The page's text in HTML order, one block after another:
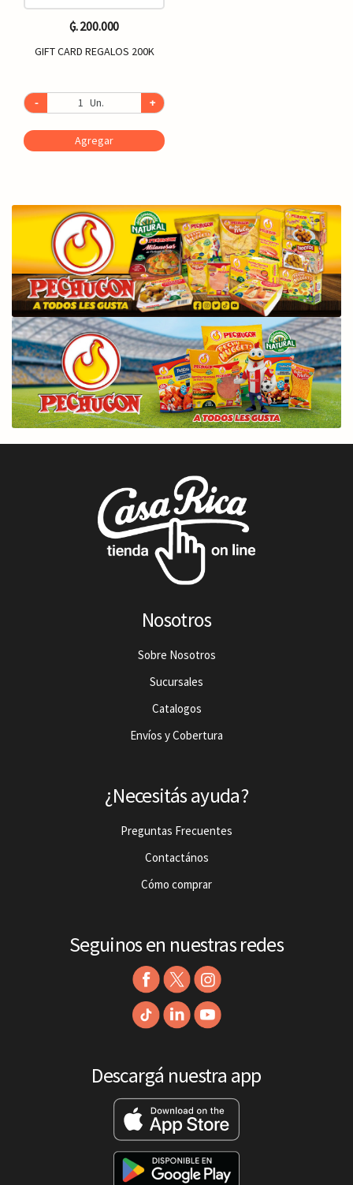
₲. 200.000
GIFT CARD REGALOS 200K
- Un. +
Agregar
Nosotros
Sobre Nosotros
Sucursales
Catalogos
Envíos y Cobertura
¿Necesitás ayuda?
Preguntas Frecuentes
Contactános
Cómo comprar
Seguinos en nuestras redes
Descargá nuestra app